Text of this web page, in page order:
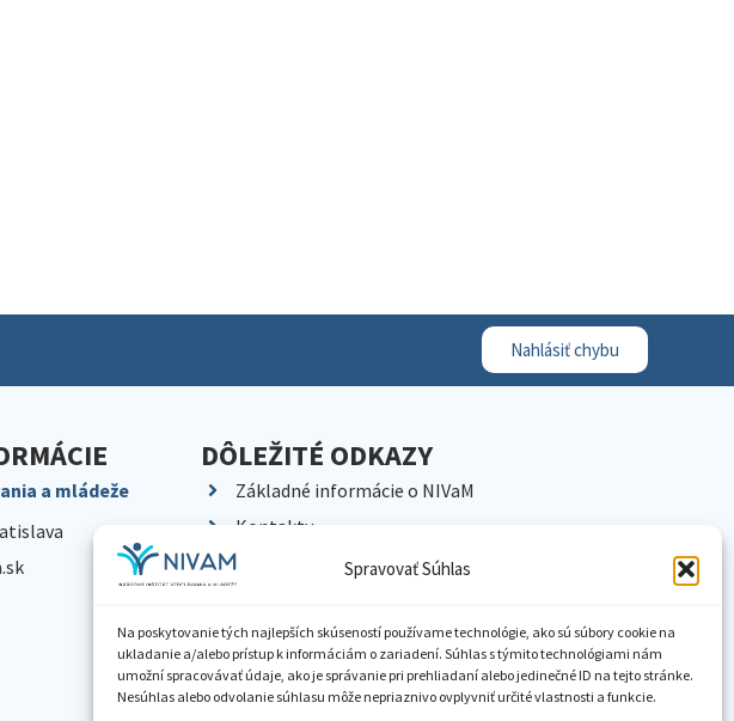
Spravovať Súhlas
Na poskytovanie tých najlepších skúseností používame technológie, ako sú súbory cookie na
ukladanie a/alebo prístup k informáciám o zariadení. Súhlas s týmito technológiami nám
umožní spracovávať údaje, ako je správanie pri prehliadaní alebo jedinečné ID na tejto stránke.
Nesúhlas alebo odvolanie súhlasu môže nepriaznivo ovplyvniť určité vlastnosti a funkcie.
Nahlásiť chybu
a mládeže
DÔLEŽITÉ ODKAZY
Základné informácie o NIVaM
Kontakty
Kariéra
Pracoviská NIVaM
Dokumenty inštitúcie
Knižnica